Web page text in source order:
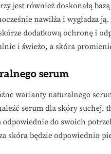
jest również doskonałą
nawilża i wygładza
dodatkową ochronę i
i świeżo, a skóra
serum
warianty naturalnego
serum dla skóry suchej,
odpowiednie do swoich
skóra będzie odpowiednio